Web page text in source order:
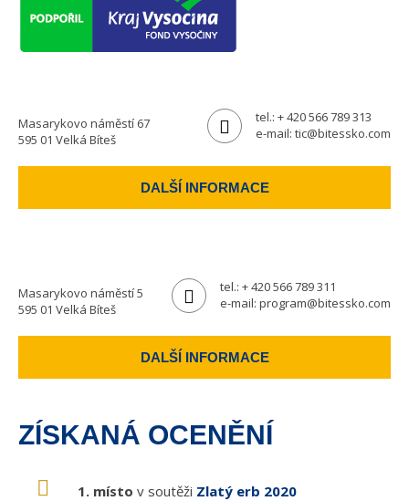
Masarykovo náměstí 67
595 01 Velká Bíteš
tel.: + 420 566 789 313
e-mail: tic@bitessko.com
DALŠÍ INFORMACE
Masarykovo náměstí 5
595 01 Velká Bíteš
tel.: + 420 566 789 311
e-mail: program@bitessko.com
DALŠÍ INFORMACE
ZÍSKANÁ OCENĚNÍ
1. místo v soutěži Zlatý erb 2020